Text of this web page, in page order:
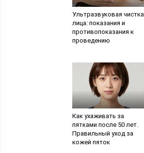
Ультразвуковая чистка
лица: показания и
противопоказания к
проведению
Как ухаживать за
пятками после 50 лет.
Правильный уход за
кожей пяток